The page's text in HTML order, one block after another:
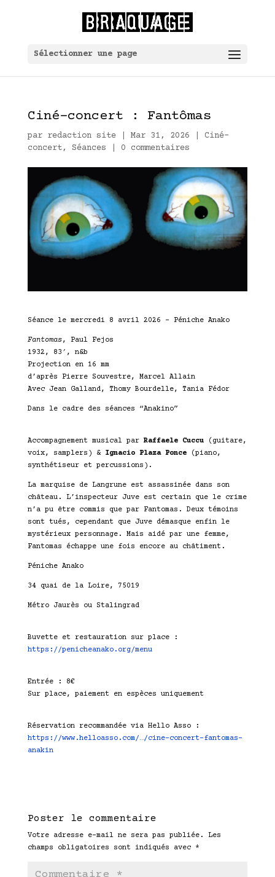
Sélectionner une page
Ciné-concert : Fantômas
par redaction site| Mar 31, 2026
Ciné-
concert, Séances 0 commentaires
Séance le mercredi 8 avril 2026 – Péniche Anako
Fantomas, Paul Fejos
1932, 83′, n&b
Projection en 16 mm
d’après Pierre Souvestre, Marcel Allain
Avec Jean Galland, Thomy Bourdelle, Tania Fédor
Dans le cadre des séances “Anakino”
Accompagnement musical par Raffaele Cuccu
(guitare,
voix, samplers) & Ignacio Plaza Ponce
(piano,
synthétiseur et percussions).
La marquise de Langrune est assassinée dans son
château. L’inspecteur Juve est certain que le crime
n’a pu être commis que par Fantomas. Deux témoins
sont tués, cependant que Juve démasque enfin le
mystérieux personnage. Mais aidé par une femme,
Fantomas échappe une fois encore au châtiment.
Péniche Anako
34 quai de la Loire, 75019
Métro Jaurès ou Stalingrad
Buvette et restauration sur place :
https://penicheanako.org/menu
Entrée : 8€
Sur place, paiement en espèces uniquement
Réservation recommandée via Hello Asso :
https://www.helloasso.com/…/cine-concert-fantomas-
anakin
Poster le commentaire
Votre adresse e-mail ne sera pas publiée.
Les
champs obligatoires sont indiqués avec *